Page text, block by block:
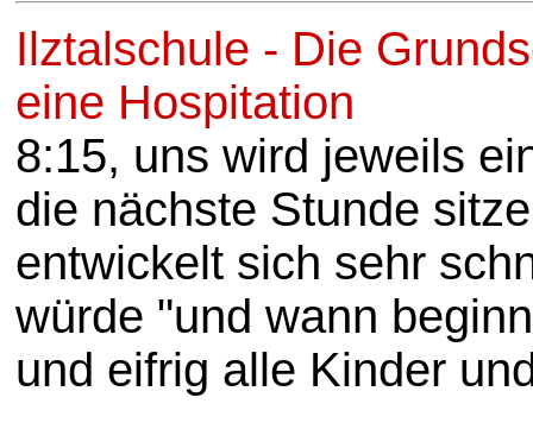
Ilztalschule - Die
eine Hospitation
8:15, uns wird jeweils
die nächste Stunde
entwickelt sich sehr
würde "und wann
und eifrig alle Kinder